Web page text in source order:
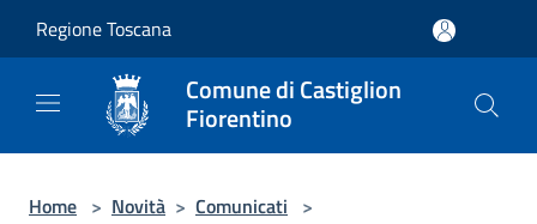
Regione Toscana
Comune di Castiglion
Fiorentino
Home > Novità > Comunicati >